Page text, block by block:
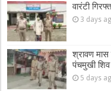
वारंटी
3 days
श्रावण
पंचमुखी शिव
5 days